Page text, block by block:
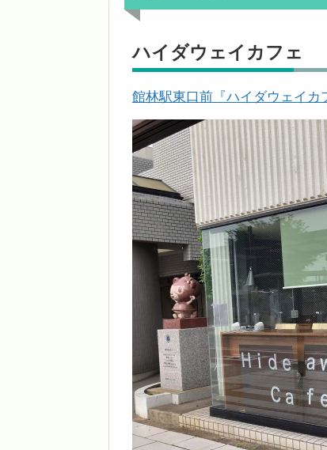
ハイダウェイカフェ
館林駅東口前『ハイダウェイカ